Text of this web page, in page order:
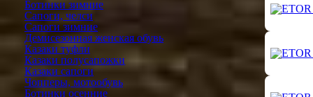
Ботинки зимние
Сапоги, челси
Сапоги зимние
Демисезонная женская обувь
Казаки туфли
Казаки полусапожки
Казаки сапоги
Чопперы, мотообувь
Ботинки осенние